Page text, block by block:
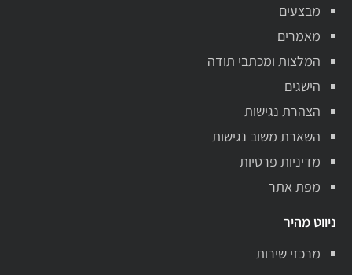
מבצעים
מאמרים
המלצות ומכתבי תודה
הישגים
הצהרת נגישות
השארת משוב נגישות
מדיניות פרטיות
מפת אתר
ניווט מהיר
מרכזי שירות